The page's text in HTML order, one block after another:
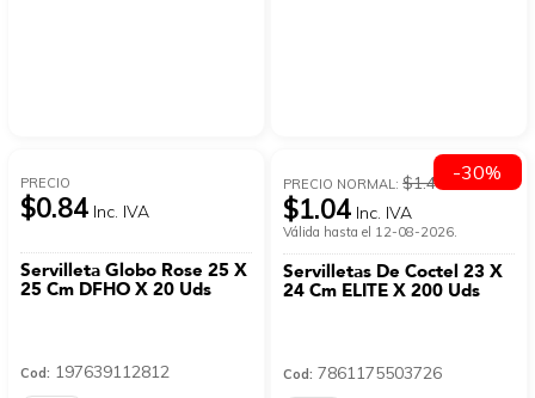
PRECIO
$0.84 Inc. IVA
Servilleta Globo Rose 25 X
25 Cm DFHO X 20 Uds
Cod: 197639112812
PRECIO NORMAL:$1.48
$1.04 Inc. IVA
Válida hasta el 12-08-2026.
Servilletas De Coctel 23 X
24 Cm ELITE X 200 Uds
Cod: 7861175503726
-30%